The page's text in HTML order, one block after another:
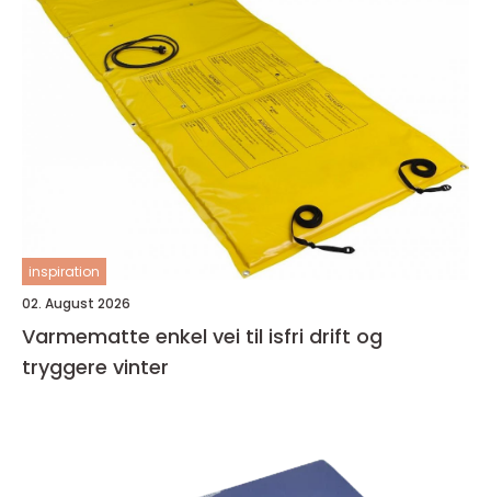
inspiration
02. August 2026
Varmematte enkel vei til isfri drift og
tryggere vinter